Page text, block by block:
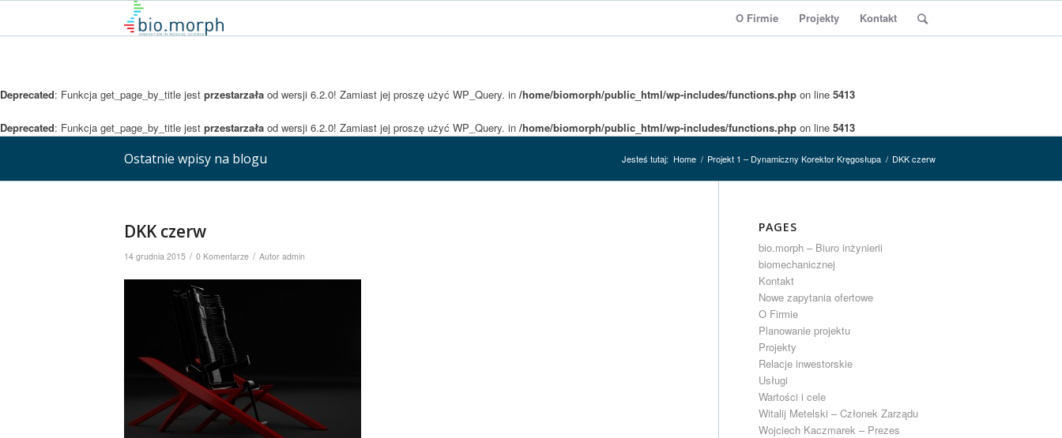
O Firmie Projekty Kontakt
Deprecated: Funkcja get_page_by_title jest przestarzała od wersji 6.2.0! Zamiast jej proszę użyć WP_Query. in /home/biomorph/public_html/wp-includes/functions.php on line 5413
Deprecated: Funkcja get_page_by_title jest przestarzała od wersji 6.2.0! Zamiast jej proszę użyć WP_Query. in /home/biomorph/public_html/wp-includes/functions.php on line 5413
Ostatnie wpisy na blogu Jesteś tutaj: Home / Projekt 1 – Dynamiczny Korektor Kręgosłupa / DKK czerw
DKK czerw
14 grudnia 2015 / 0 Komentarze / Autor admin
PAGES
bio.morph – Biuro inżynierii
biomechanicznej
Kontakt
Nowe zapytania ofertowe
O Firmie
Planowanie projektu
Projekty
Relacje inwestorskie
Usługi
Wartości i cele
Witalij Metelski – Członek Zarządu
Wojciech Kaczmarek – Prezes